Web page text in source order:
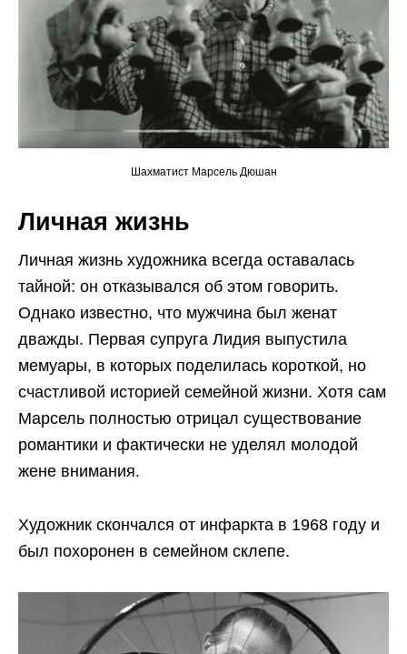
Шахматист Марсель Дюшан
Личная жизнь
Личная жизнь художника всегда оставалась
тайной: он отказывался об этом говорить.
Однако известно, что мужчина был женат
дважды. Первая супруга Лидия выпустила
мемуары, в которых поделилась короткой, но
счастливой историей семейной жизни. Хотя сам
Марсель полностью отрицал существование
романтики и фактически не уделял молодой
жене внимания.
Художник скончался от инфаркта в 1968 году и
был похоронен в семейном склепе.